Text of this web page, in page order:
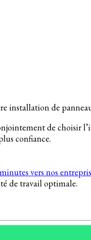
installation de
de choisir
confiance.
vers nos
de travail optimale.